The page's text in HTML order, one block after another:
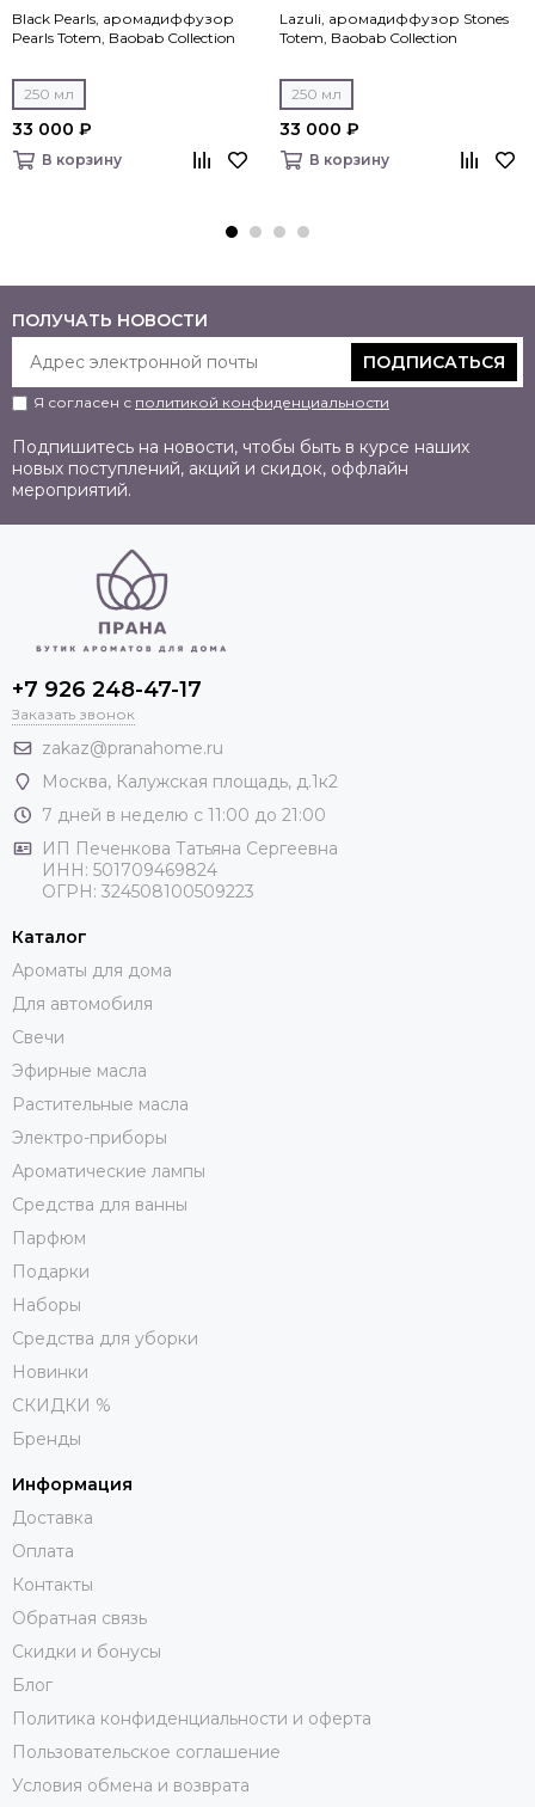
Black Pearls, аромадиффузор
Pearls Totem, Baobab Collection
250 мл
33 000 ₽
В корзину
Lazuli, аромадиффузор Stones
Totem, Baobab Collection
250 мл
33 000 ₽
В корзину
ПОЛУЧАТЬ НОВОСТИ
ПОДПИСАТЬСЯ
Я согласен с политикой конфиденциальности
Подпишитесь на новости, чтобы быть в курсе наших
новых поступлений, акций и скидок, оффлайн
мероприятий.
+7 926 248-47-17
Заказать звонок
zakaz@pranahome.ru
Москва, Калужская площадь, д.1к2
7 дней в неделю с 11:00 до 21:00
ИП Печенкова Татьяна Сергеевна
ИНН: 501709469824
ОГРН: 324508100509223
Каталог
Ароматы для дома
Для автомобиля
Свечи
Эфирные масла
Растительные масла
Электро-приборы
Ароматические лампы
Средства для ванны
Парфюм
Подарки
Наборы
Средства для уборки
Новинки
СКИДКИ %
Бренды
Информация
Доставка
Оплата
Контакты
Обратная связь
Скидки и бонусы
Блог
Политика конфиденциальности и оферта
Пользовательское соглашение
Условия обмена и возврата